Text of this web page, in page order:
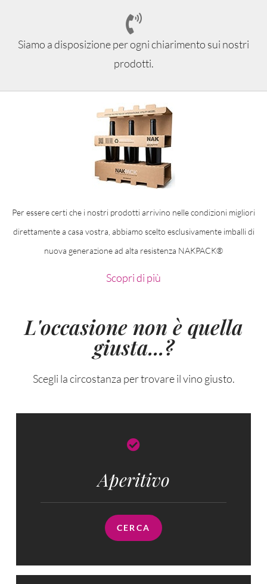
Siamo a disposizione per ogni chiarimento sui nostri
prodotti.
Per essere certi che i nostri prodotti arrivino nelle condizioni migliori
direttamente a casa vostra, abbiamo scelto esclusivamente imballi di
nuova generazione ad alta resistenza NAKPACK®
Scopri di più
L'occasione non è quella
giusta...?
Scegli la circostanza per trovare il vino giusto.
Aperitivo
CERCA